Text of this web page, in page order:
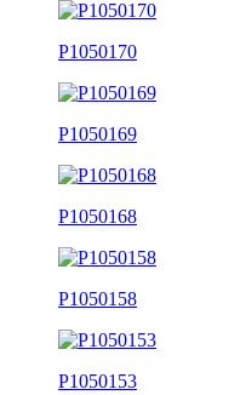
P1050170
P1050169
P1050168
P1050158
P1050153